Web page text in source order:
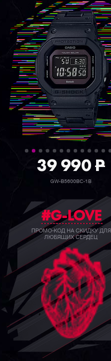
39 990P
GW-B5600BC-1B
#G-LOVE
ПРОМО-КОД НА СКИДКУ ДЛЯ
ЛЮБЯЩИХ СЕРДЕЦ